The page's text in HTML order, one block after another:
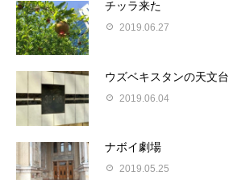
チッラ来た
2019.06.27
ウズベキスタンの天文台
2019.06.04
ナボイ劇場
2019.05.25